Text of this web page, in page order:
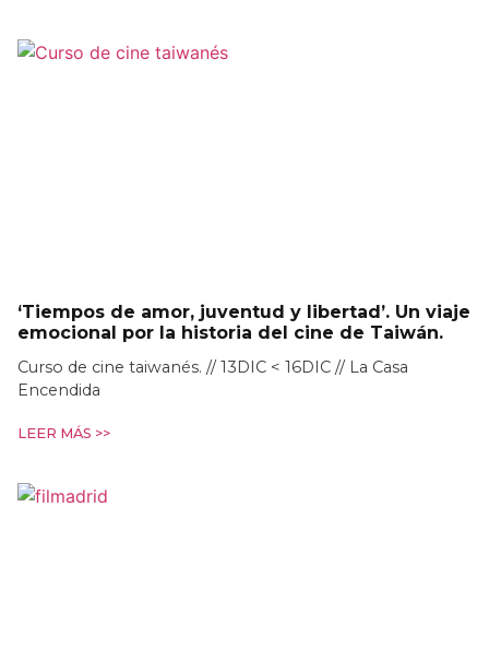
‘Tiempos de amor, juventud y libertad’. Un viaje
emocional por la historia del cine de Taiwán.
Curso de cine taiwanés. // 13DIC < 16DIC // La Casa
Encendida
LEER MÁS >>